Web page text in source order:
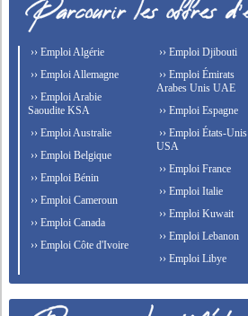
›› Emploi Algérie
›› Emploi Allemagne
›› Emploi Arabie
Saoudite KSA
›› Emploi Australie
›› Emploi Belgique
›› Emploi Bénin
›› Emploi Cameroun
›› Emploi Canada
›› Emploi Côte d'Ivoire
›› Emploi Djibouti
›› Emploi Émirats
Arabes Unis UAE
›› Emploi Espagne
›› Emploi États-Unis
USA
›› Emploi France
›› Emploi Italie
›› Emploi Kuwait
›› Emploi Lebanon
›› Emploi Libye